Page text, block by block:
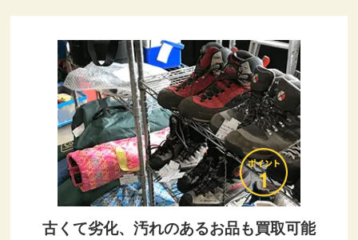
古くて劣化、汚れのあるお品も買取可能